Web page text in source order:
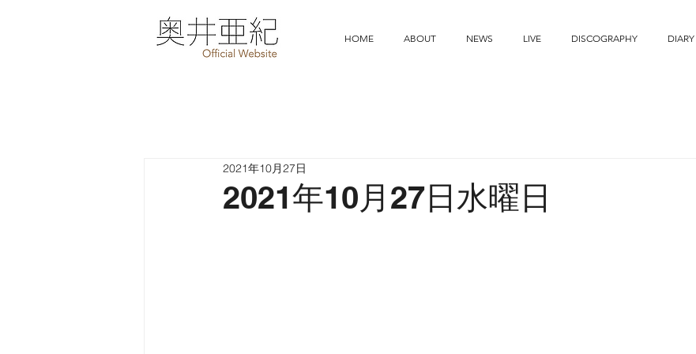
HOME ABOUT NEWS LIVE DISCOGRAPHY DIARY
2021年10月27日水曜日
2021年10月27日